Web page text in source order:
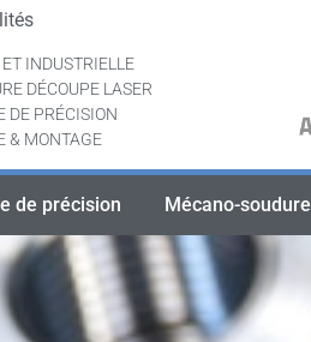
INDUSTRIELLE
DÉCOUPE LASER
DE PRÉCISION
& MONTAGE
de précision Mécano-soudure